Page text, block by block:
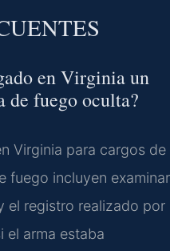
en Virginia un
de fuego oculta?
Virginia para cargos de
fuego incluyen examinar
el registro realizado por
el arma estaba